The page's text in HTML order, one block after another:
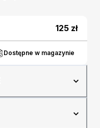
125 zł
Dostępne w magazynie